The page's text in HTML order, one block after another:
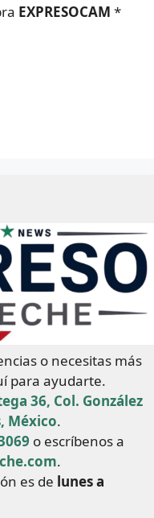
EXPRESOCAM *
o necesitas más
para ayudarte.
36, Col. González
México.
o escríbenos a
.
es de lunes a